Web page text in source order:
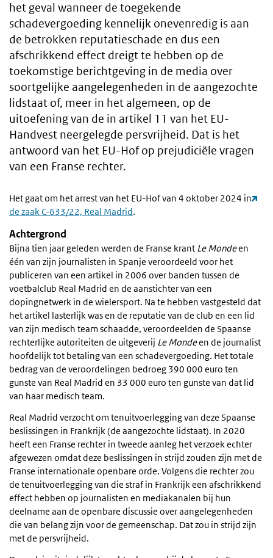
het geval wanneer de toegekende
schadevergoeding kennelijk onevenredig is aan
de betrokken reputatieschade en dus een
afschrikkend effect dreigt te hebben op de
toekomstige berichtgeving in de media over
soortgelijke aangelegenheden in de aangezochte
lidstaat of, meer in het algemeen, op de
uitoefening van de in artikel 11 van het EU-
Handvest neergelegde persvrijheid. Dat is het
antwoord van het EU-Hof op prejudiciële vragen
van een Franse rechter.
Het gaat om het arrest van het EU-Hof van 4 oktober 2024 in
de zaak C-633/22, Real Madrid.
Achtergrond
Bijna tien jaar geleden werden de Franse krant Le Mondeen
één van zijn journalisten in Spanje veroordeeld voor het
publiceren van een artikel in 2006 over banden tussen de
voetbalclub Real Madrid en de aanstichter van een
dopingnetwerk in de wielersport. Na te hebben vastgesteld dat
het artikel lasterlijk was en de reputatie van de club en een lid
van zijn medisch team schaadde, veroordeelden de Spaanse
rechterlijke autoriteiten de uitgeverij Le Mondeen de journalist
hoofdelijk tot betaling van een schadevergoeding. Het totale
bedrag van de veroordelingen bedroeg 390 000 euro ten
gunste van Real Madrid en 33 000 euro ten gunste van dat lid
van haar medisch team.
Real Madrid verzocht om tenuitvoerlegging van deze Spaanse
beslissingen in Frankrijk (de aangezochte lidstaat). In 2020
heeft een Franse rechter in tweede aanleg het verzoek echter
afgewezen omdat deze beslissingen in strijd zouden zijn met de
Franse internationale openbare orde. Volgens die rechter zou
de tenuitvoerlegging van die straf in Frankrijk een afschrikkend
effect hebben op journalisten en mediakanalen bij hun
deelname aan de openbare discussie over aangelegenheden
die van belang zijn voor de gemeenschap. Dat zou in strijd zijn
met de persvrijheid.